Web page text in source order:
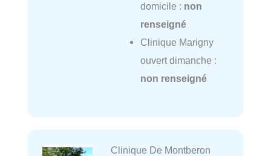
domicile : non
renseigné
Clinique Marigny
ouvert dimanche :
non renseigné
Clinique De Montberon